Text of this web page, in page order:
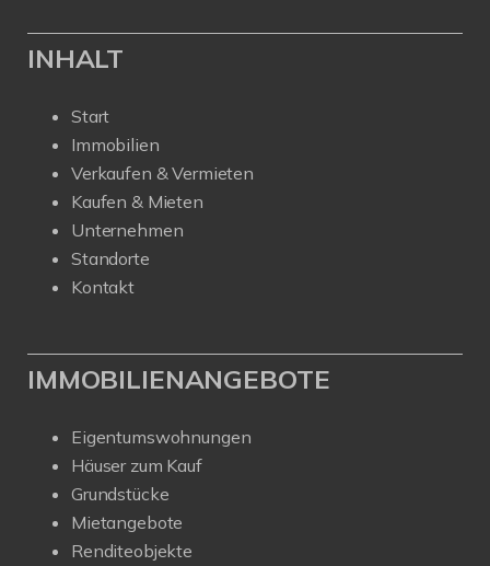
INHALT
Start
Immobilien
Verkaufen & Vermieten
Kaufen & Mieten
Unternehmen
Standorte
Kontakt
IMMOBILIENANGEBOTE
Eigentumswohnungen
Häuser zum Kauf
Grundstücke
Mietangebote
Renditeobjekte